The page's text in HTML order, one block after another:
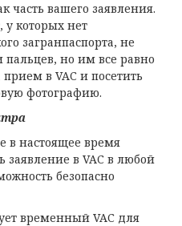
часть вашего заявления.
у которых нет
загранпаспорта, не
пальцев, но им все равно
в VAC и посетить
фотографию.
в настоящее время
в VAC в любой
безопасно
временный VAC для